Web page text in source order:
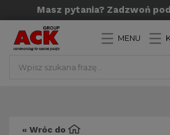
Masz pytania? Zadzwoń pod
MENU
« Wróc do